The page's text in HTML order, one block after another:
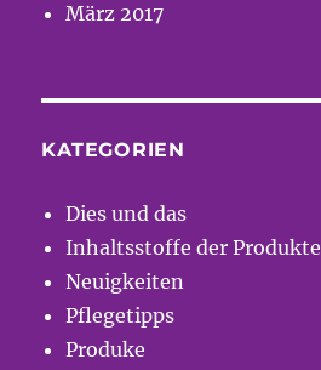
März 2017
KATEGORIEN
Dies und das
Inhaltsstoffe der Produkte
Neuigkeiten
Pflegetipps
Produke